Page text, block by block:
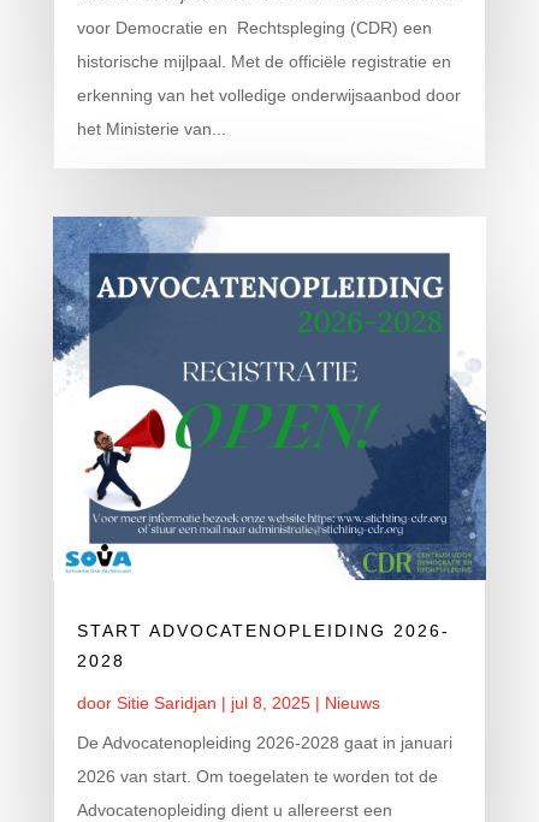
voor Democratie en Rechtspleging (CDR) een
historische mijlpaal. Met de officiële registratie en
erkenning van het volledige onderwijsaanbod door
het Ministerie van...
START ADVOCATENOPLEIDING 2026-
2028
door Sitie Saridjan | jul 8, 2025| Nieuws
De Advocatenopleiding 2026-2028 gaat in januari
2026 van start. Om toegelaten te worden tot de
Advocatenopleiding dient u allereerst een